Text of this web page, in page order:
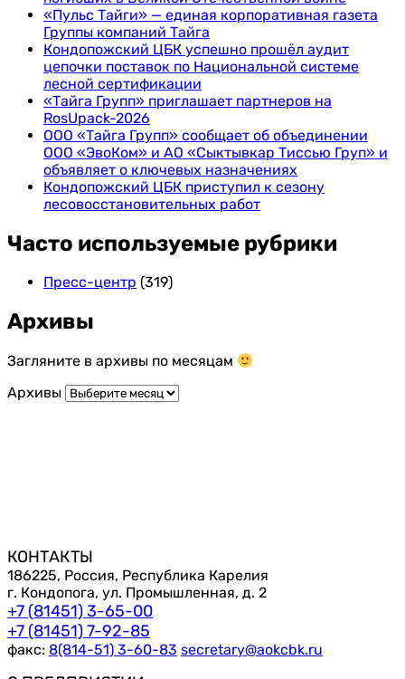
«Пульс Тайги» — единая корпоративная газета
Группы компаний Тайга
Кондопожский ЦБК успешно прошёл аудит
цепочки поставок по Национальной системе
лесной сертификации
«Тайга Групп» приглашает партнеров на
RosUpack-2026
ООО «Тайга Групп» сообщает об объединении
ООО «ЭвоКом» и АО «Сыктывкар Тиссью Груп» и
объявляет о ключевых назначениях
Кондопожский ЦБК приступил к сезону
лесовосстановительных работ
Часто используемые рубрики
Пресс-центр (319)
Архивы
Загляните в архивы по месяцам
Архивы
КОНТАКТЫ
186225, Россия, Республика Карелия
г. Кондопога, ул. Промышленная, д. 2
+7 (81451) 3-65-00
+7 (81451) 7-92-85
факс: 8(814-51) 3-60-83 secretary@aokcbk.ru